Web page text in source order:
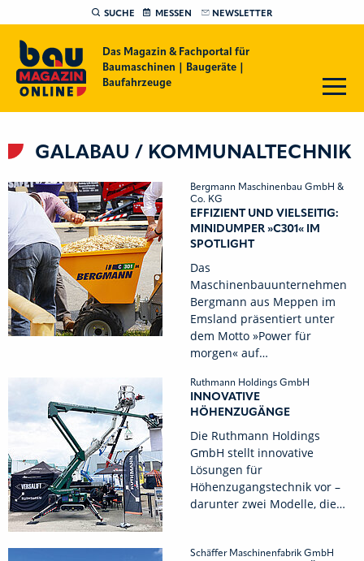
SUCHE MESSEN NEWSLETTER
Das Magazin & Fachportal für
Baumaschinen | Baugeräte |
Baufahrzeuge
GALABAU / KOMMUNALTECHNIK
Bergmann Maschinenbau GmbH &
Co. KG
EFFIZIENT UND VIELSEITIG:
MINIDUMPER »C301« IM
SPOTLIGHT
Das
Maschinenbauunternehmen
Bergmann aus Meppen im
Emsland präsentiert unter
dem Motto »Power für
morgen« auf…
Ruthmann Holdings GmbH
INNOVATIVE
HÖHENZUGÄNGE
Die Ruthmann Holdings
GmbH stellt innovative
Lösungen für
Höhenzugangstechnik vor –
darunter zwei Modelle, die…
Schäffer Maschinenfabrik GmbH